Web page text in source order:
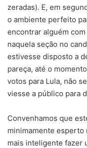
zeradas). E, em
o ambiente perfeito
encontrar alguém
naquela seção no
estivesse disposto a
pareça, até o
votos para Lula, não
viesse a público para
Convenhamos que
minimamente esperto
mais inteligente fazer